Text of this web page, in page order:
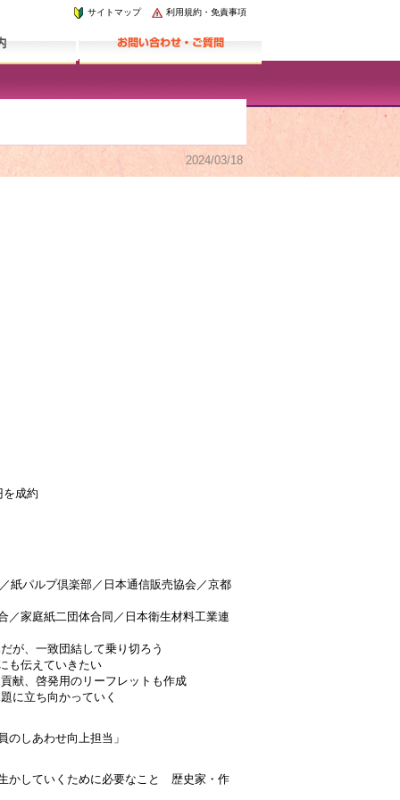
利用規約・免責事項
サイトマップ
2024/03/18
を成約
紙パルプ倶楽部／日本通信販売協会／京都
／家庭紙二団体合同／日本衛生材料工業連
が、一致団結して乗り切ろう
も伝えていきたい
献、啓発用のリーフレットも作成
に立ち向かっていく
しあわせ向上担当」
かしていくために必要なこと 歴史家・作